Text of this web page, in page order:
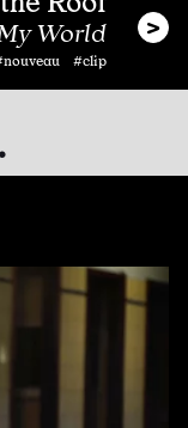
World
#clip